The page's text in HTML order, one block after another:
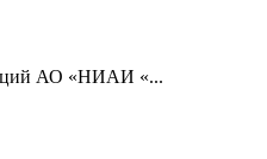
АО «НИАИ «...